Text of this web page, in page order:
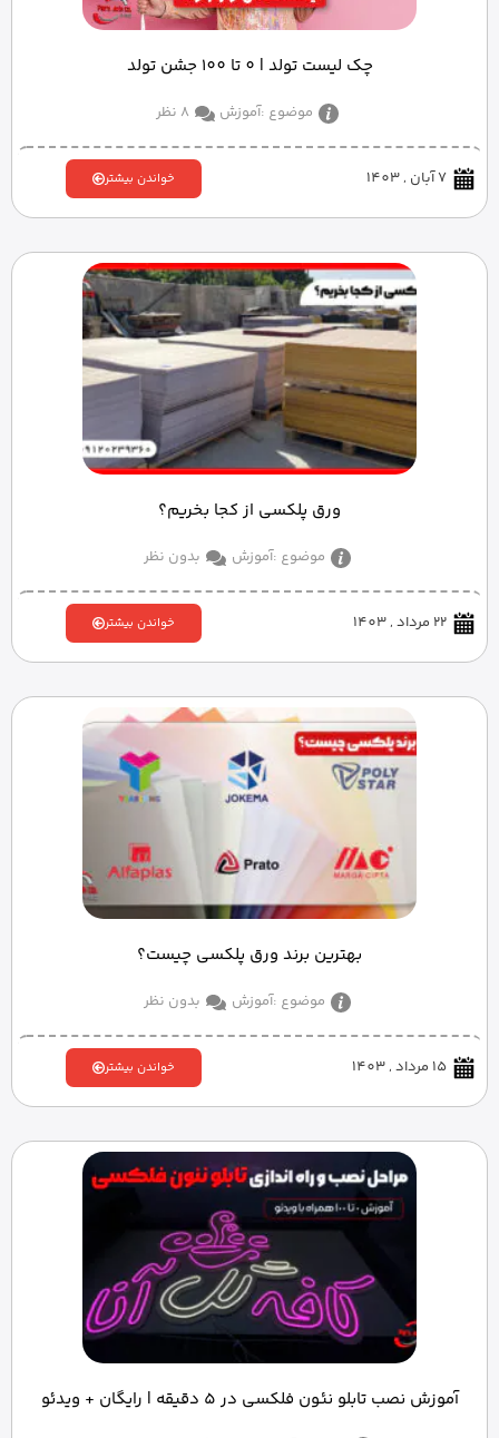
چک لیست تولد | 0 تا 100 جشن تولد
موضوع :آموزش 8 نظر
7 آبان , 1403 خواندن بیشتر
ورق پلکسی از کجا بخریم؟
موضوع :آموزش بدون نظر
22 مرداد , 1403 خواندن بیشتر
بهترین برند ورق پلکسی چیست؟
موضوع :آموزش بدون نظر
15 مرداد , 1403 خواندن بیشتر
آموزش نصب تابلو نئون فلکسی در 5 دقیقه | رایگان + ویدئو